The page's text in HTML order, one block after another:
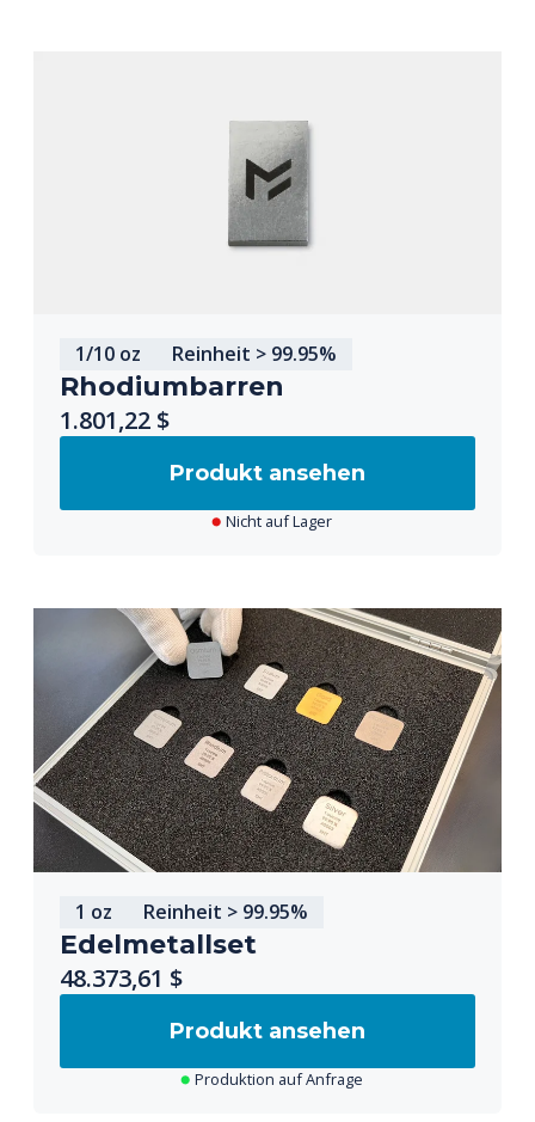
1/10 oz Reinheit > 99.95%
Rhodiumbarren
1.801,22 $
Produkt ansehen
Nicht auf Lager
1 oz Reinheit > 99.95%
Edelmetallset
48.373,61 $
Produkt ansehen
Produktion auf Anfrage